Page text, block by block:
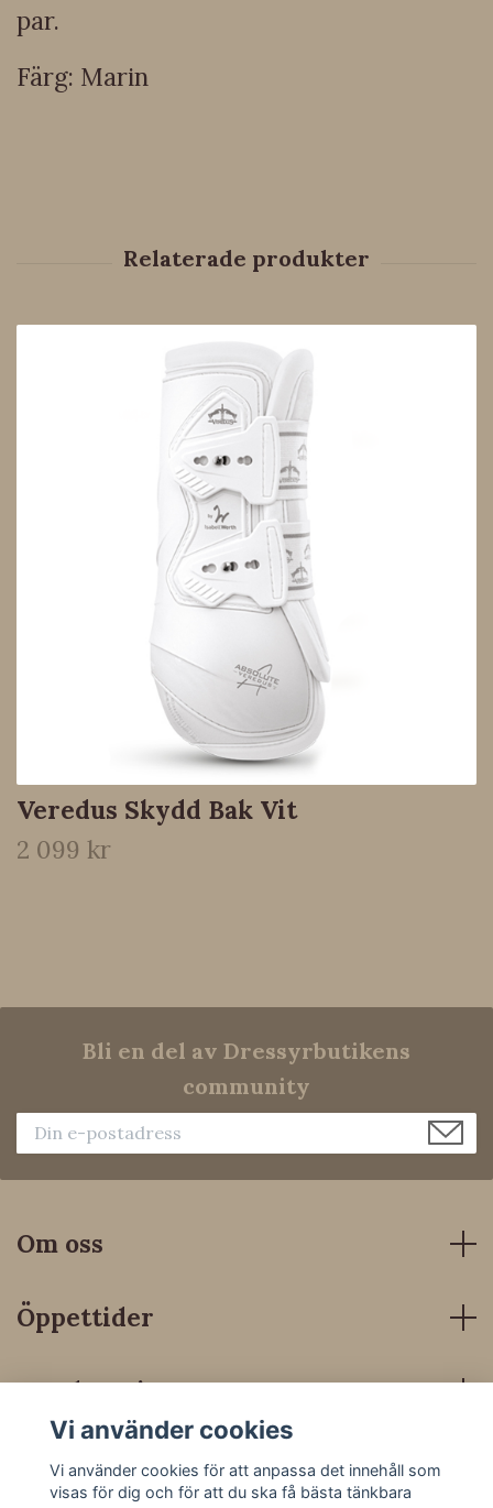
par.
Färg: Marin
Veredus Skydd Bak Vit
2 099 kr
Bli en del av Dressyrbutikens
community
Om oss
Öppettider
Kundservice
Sociala medier
Vi använder cookies
Vi använder cookies för att anpassa det innehåll som
visas för dig och för att du ska få bästa tänkbara